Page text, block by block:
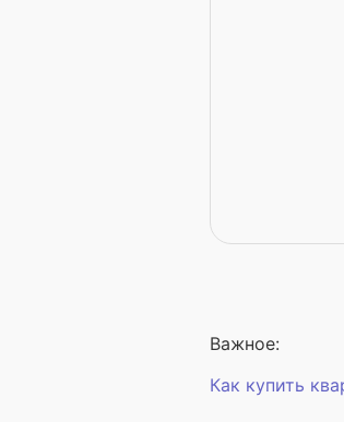
Важное:
Как купить